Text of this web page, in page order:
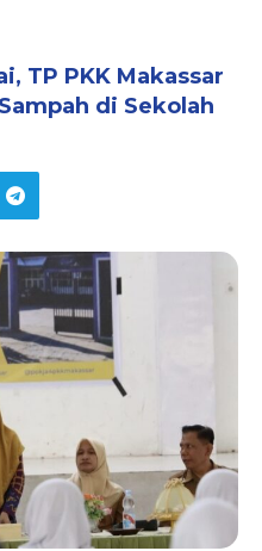
TP PKK Makassar
di Sekolah